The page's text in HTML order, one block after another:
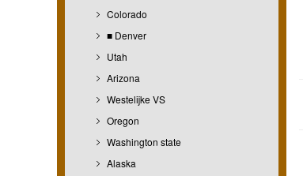
Colorado
■ Denver
Utah
Arizona
Westelijke VS
Oregon
Washington state
Alaska